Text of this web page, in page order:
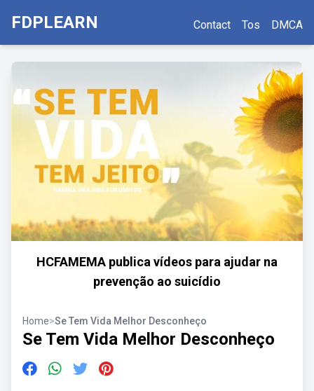
FDPLEARN Contact Tos DMCA
HCFAMEMA publica vídeos para ajudar na
prevenção ao suicídio
Home>Se Tem Vida Melhor Desconheço
Se Tem Vida Melhor Desconheço